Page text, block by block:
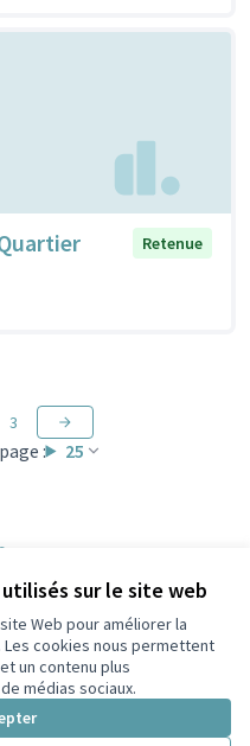
sur le site web
Web pour améliorer la
cookies nous permettent
un contenu plus
médias sociaux.
Retenue
: 25
3
sur YouTube